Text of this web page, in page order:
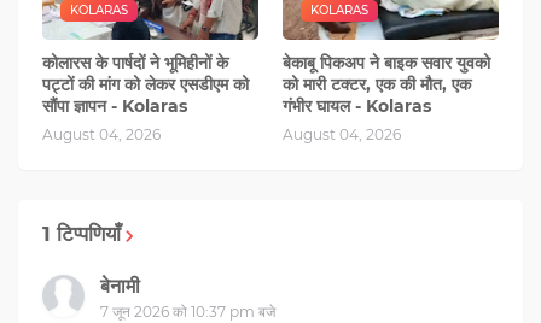
KOLARAS
कोलारस के पार्षदों ने भूमिहीनों के
पट्टों की मांग को लेकर एसडीएम को
सौंपा ज्ञापन - Kolaras
August 04, 2026
KOLARAS
बेकाबू पिकअप ने बाइक सवार युवको
को मारी टक्टर, एक की मौत, एक
गंभीर घायल - Kolaras
August 04, 2026
1 टिप्पणियाँ
बेनामी
7 जून 2026 को 10:37 pm बजे